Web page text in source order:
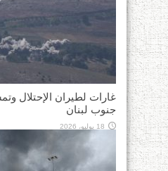
غارات لطيران الإحتلال
جنوب لبنان
18 يوليو، 2026